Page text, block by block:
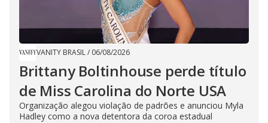
VANITY BRASIL/ 06/08/2026
Brittany Boltinhouse perde título
de Miss Carolina do Norte USA
Organização alegou violação de padrões e anunciou Myla
Hadley como a nova detentora da coroa estadual